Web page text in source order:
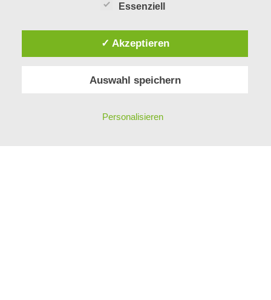
Essenziell
✓ Akzeptieren
Auswahl speichern
Personalisieren